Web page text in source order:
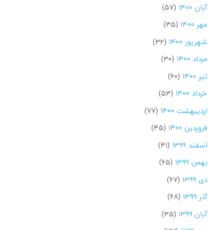
آبان ۱۴۰۰
(۵۷)
مهر ۱۴۰۰
(۳۵)
شهریور ۱۴۰۰
(۳۲)
مرداد ۱۴۰۰
(۳۰)
تیر ۱۴۰۰
(۶۰)
خرداد ۱۴۰۰
(۵۳)
اردیبهشت ۱۴۰۰
(۷۷)
فروردین ۱۴۰۰
(۴۵)
اسفند ۱۳۹۹
(۴۱)
بهمن ۱۳۹۹
(۶۵)
دی ۱۳۹۹
(۶۷)
آذر ۱۳۹۹
(۶۸)
آبان ۱۳۹۹
(۳۵)